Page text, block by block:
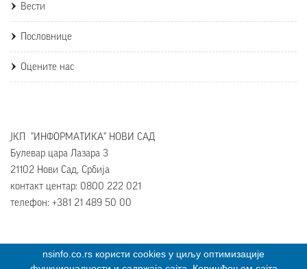
Вести
Пословнице
Оцените нас
ЈКП "ИНФОРМАТИКА" НОВИ САД
Булевар цара Лазара 3
21102 Нови Сад, Србија
контакт центар: 0800 222 021
телефон: +381 21 489 50 00
nsinfo.co.rs користи cookies у циљу оптимизације